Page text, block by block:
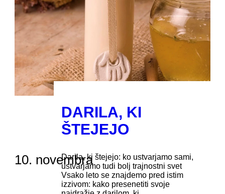
DARILA, KI
ŠTEJEJO
10. novembraDarila, ki štejejo: ko ustvarjamo sami,
ustvarjamo tudi bolj trajnostni svet
Vsako leto se znajdemo pred istim
izzivom: kako presenetiti svoje